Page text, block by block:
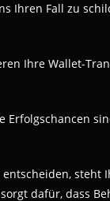
Ihren Fall zu
Ihre Wallet-
Erfolgschancen
dafür, dass